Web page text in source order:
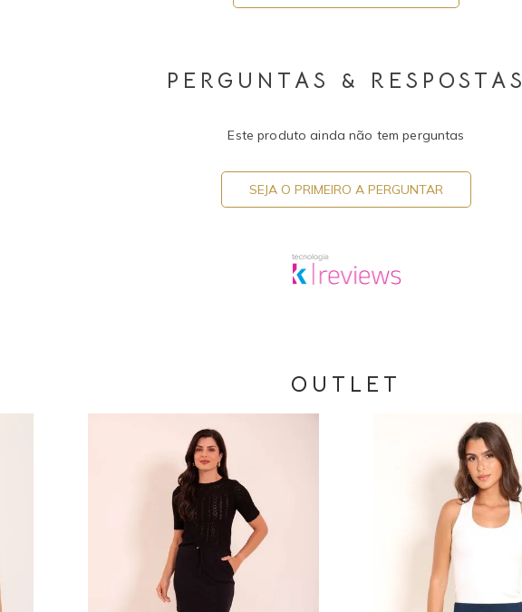
PERGUNTAS & RESPOSTAS
Este produto ainda não tem perguntas
SEJA O PRIMEIRO A PERGUNTAR
OUTLET